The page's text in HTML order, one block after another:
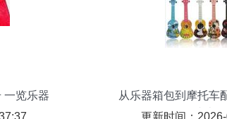
一览乐器
从乐器箱包到摩托车
的成本
更新时间：